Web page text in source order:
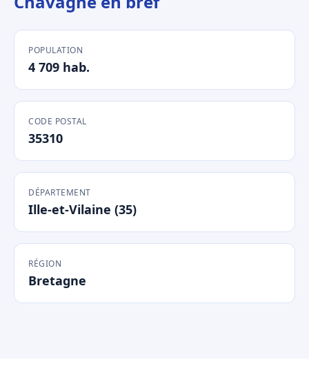
POPULATION
4 709 hab.
CODE POSTAL
35310
DÉPARTEMENT
Ille-et-Vilaine (35)
RÉGION
Bretagne